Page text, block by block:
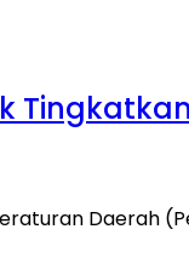
Daerah